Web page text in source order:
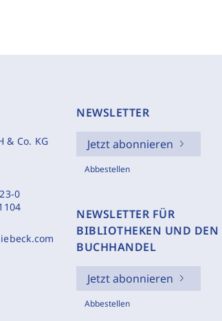
& Co. KG
0
NEWSLETTER
Jetzt abonnieren
Abbestellen
NEWSLETTER FÜR
BIBLIOTHEKEN UND DEN
BUCHHANDEL
Jetzt abonnieren
Abbestellen